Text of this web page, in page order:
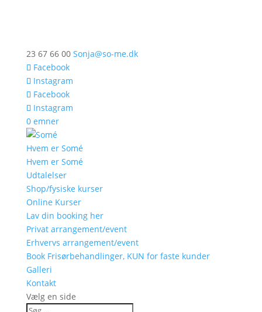
23 67 66 00 Sonja@so-me.dk
Facebook
Instagram
Facebook
Instagram
0 emner
Hvem er Somé
Hvem er Somé
Udtalelser
Shop/fysiske kurser
Online Kurser
Lav din booking her
Privat arrangement/event
Erhvervs arrangement/event
Book Frisørbehandlinger, KUN for faste kunder
Galleri
Kontakt
Vælg en side